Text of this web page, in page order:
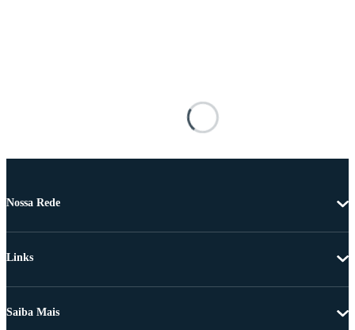
Nossa Rede
Links
Saiba Mais